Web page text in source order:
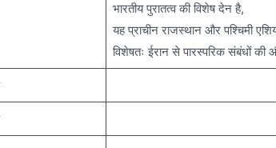
भारतीय पुरातत्व की विशेष देन है,
यह प्राचीन राजस्थान और पश्चिमी
विशेषतः ईरान से पारस्परिक संबंधों की